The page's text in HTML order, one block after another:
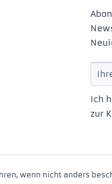
Ich
zur
wenn nicht anders